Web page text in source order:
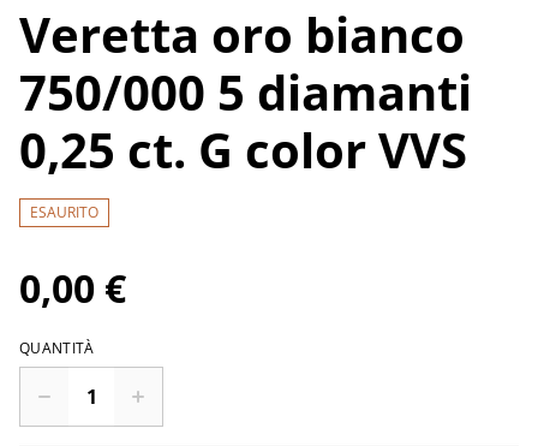
Veretta oro bianco
750/000 5 diamanti
0,25 ct. G color VVS
ESAURITO
0,00 €
QUANTITÀ